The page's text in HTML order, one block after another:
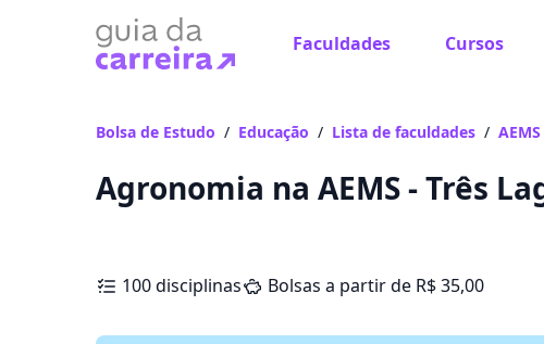
Faculdades Cursos
Bolsa de Estudo / Educação / Lista de faculdades /
Agronomia na AEMS - Três
100 disciplinas Bolsas a partir de R$ 35,00